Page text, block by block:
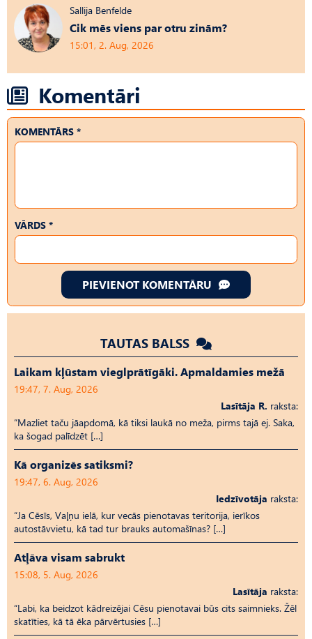
Sallija Benfelde
Cik mēs viens par otru zinām?
15:01, 2. Aug, 2026
Komentāri
KOMENTĀRS *
VĀRDS *
PIEVIENOT KOMENTĀRU
TAUTAS BALSS
Laikam kļūstam vieglprātīgāki. Apmaldamies mežā
19:47, 7. Aug, 2026
Lasītāja R. raksta:
“Mazliet taču jāapdomā, kā tiksi laukā no meža, pirms tajā ej. Saka,
ka šogad palīdzēt […]
Kā organizēs satiksmi?
19:47, 6. Aug, 2026
Iedzīvotāja raksta:
“Ja Cēsīs, Vaļņu ielā, kur vecās pienotavas teritorija, ierīkos
autostāvvietu, kā tad tur brauks automašīnas? […]
Atļāva visam sabrukt
15:08, 5. Aug, 2026
Lasītāja raksta:
“Labi, ka beidzot kādreizējai Cēsu pienotavai būs cits saimnieks. Žēl
skatīties, kā tā ēka pārvērtusies […]